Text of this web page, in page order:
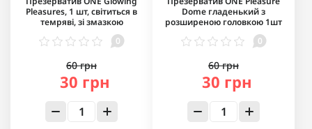
Pleasures, 1 шт, світиться в
темряві, зі змазкою
0
60 грн
30 грн
Dome гладенький з
розширеною головкою 1шт
0
60 грн
30 грн